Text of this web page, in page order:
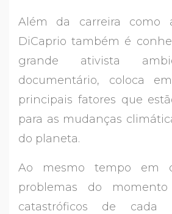
Além da carreira como
DiCaprio também é
grande ativista
documentário, coloca
principais fatores que
para as mudanças
do planeta.
Ao mesmo tempo em
problemas do
catastróficos de cada